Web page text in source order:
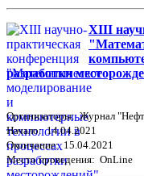
XIII
разработки
Организаторы: Журнал
Начало: 14.04.2021
Окончание: 15.04.2021
Место проведения: OnLine